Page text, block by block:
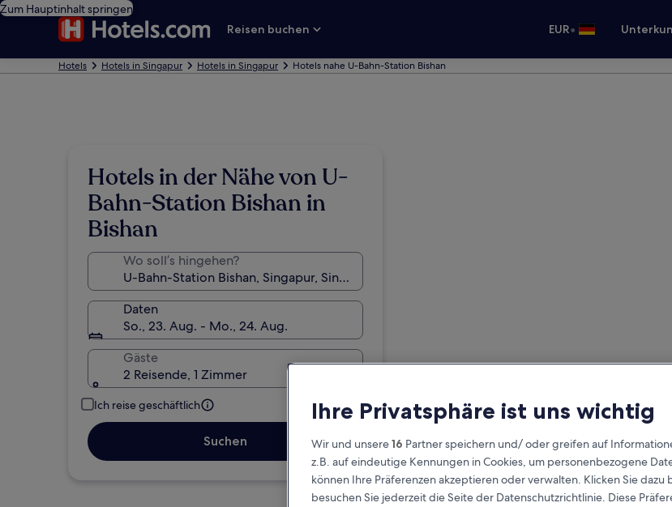
Zum Hauptinhalt springen
Reisen buchen
EUR•
Hotels Hotels in Singapur Hotels in Singapur Hotels nahe U-Bahn-Station Bishan
Hotels in der Nähe von U-
Bahn-Station Bishan in
Bishan
Wo soll’s hingehen?
Daten
So., 23. Aug. - Mo., 24. Aug.
Gäste
2 Reisende, 1 Zimmer
Ich reise geschäftlich
Suchen
Ihre Privatsphäre ist uns wichtig
Wir und unsere16 Partner speichern und/ oder greifen auf
z.B. auf eindeutige Kennungen in Cookies, um personenbezogene
können Ihre Präferenzen akzeptieren oder verwalten. Klicken Sie
besuchen Sie jederzeit die Seite der Datenschutzrichtlinie. Diese